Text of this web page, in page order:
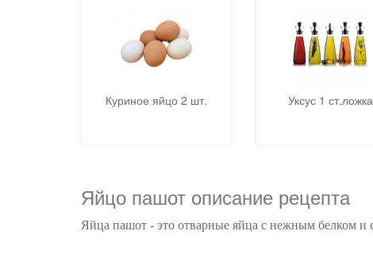
Куриное яйцо 2 шт. Уксус 1 ст.ложка
Яйцо пашот описание рецепта
Яйца пашот - это отварные яйца с нежным белком